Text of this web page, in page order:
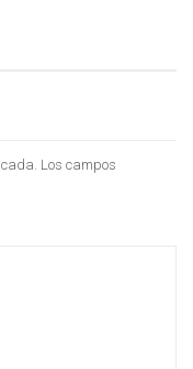
Los campos